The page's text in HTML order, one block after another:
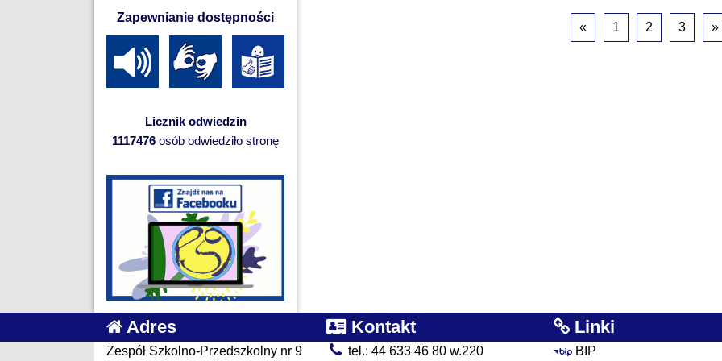
Zapewnianie dostępności
Licznik odwiedzin
1117476 osób odwiedziło stronę
« 1 2 3 »
Adres
Zespół Szkolno-Przedszkolny nr 9
Kontakt
tel.: 44 633 46 80 w.220
Linki
BIP